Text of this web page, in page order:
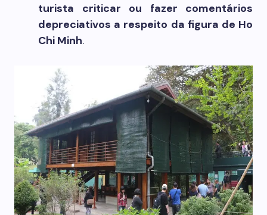
turista criticar ou fazer comentários
depreciativos a respeito da figura de Ho
Chi Minh.